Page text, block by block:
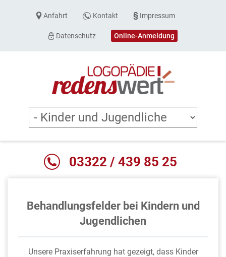
Anfahrt Kontakt Impressum
Datenschutz Online-Anmeldung
03322 / 439 85 25
Behandlungsfelder bei Kindern und
Jugendlichen
Unsere Praxiserfahrung hat gezeigt, dass Kinder